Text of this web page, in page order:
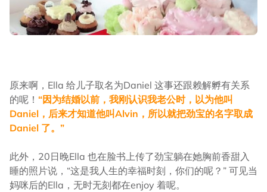
原来啊，Ella 给儿子取名为Daniel 这事还跟赖解孵有关系
的呢！ “因为结婚以前，我刚认识我老公时，以为他叫
Daniel，后来才知道他叫Alvin，所以就把劲宝的名字取成
Daniel 了。”
此外，20日晚Ella 也在脸书上传了劲宝躺在她胸前香甜入
睡的照片说，“这是我人生的幸福时刻，你们的呢？” 可见当
妈咪后的Ella，无时无刻都在enjoy 着呢。